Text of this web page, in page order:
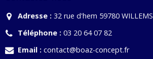
Adresse : 32 rue d'hem 59780 WILLEMS
Téléphone : 03 20 64 07 82
Email : contact@boaz-concept.fr